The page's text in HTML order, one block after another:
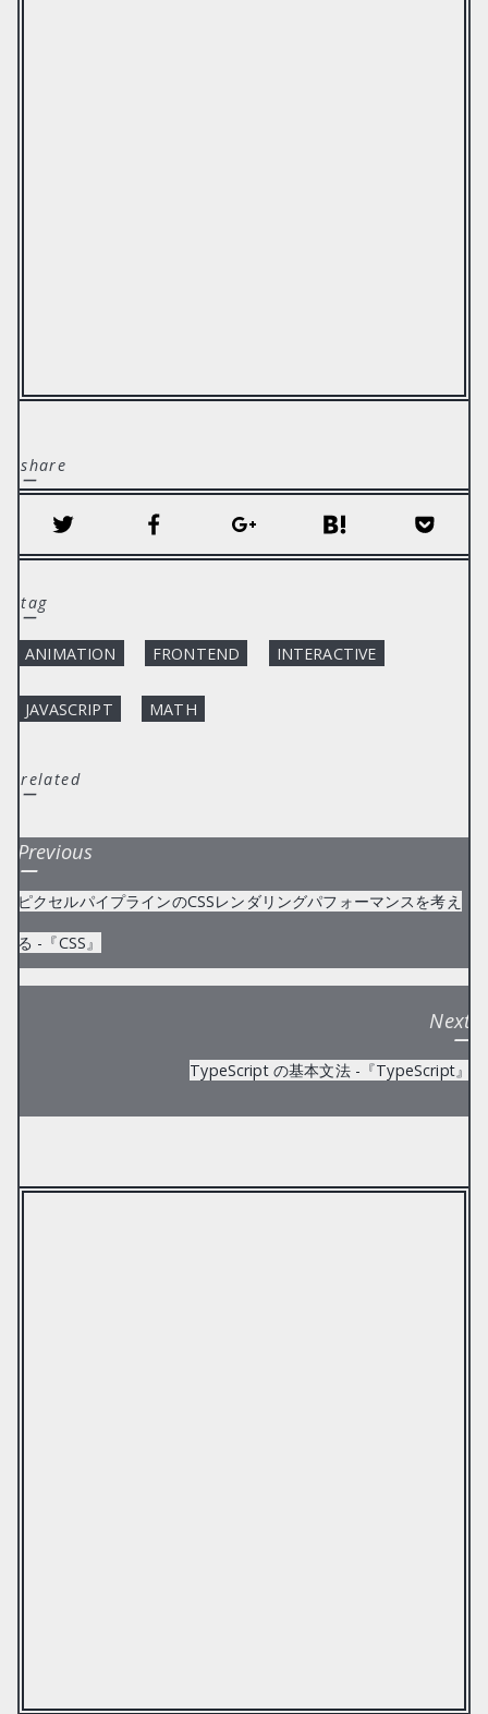
share
ー
tag
ー
ANIMATION
FRONTEND INTERACTIVE
JAVASCRIPT MATH
related
ー
Previous
ー
ピクセルパイプラインのCSSレンダリングパフォーマンスを考え
る -『CSS』
Next
ー
TypeScript の基本文法 -『TypeScript』